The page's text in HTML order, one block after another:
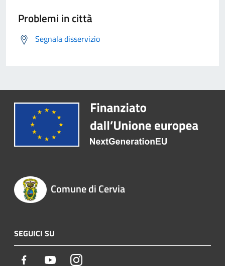
Problemi in città
Segnala disservizio
Comune di Cervia
SEGUICI SU
Facebook YoutubeInstagram